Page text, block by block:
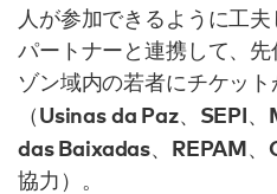
人が参加できるように工
パートナーと連携して、
ゾン域内の若者にチケッ
（Usinas da Paz、 SEPI、
das Baixadas、 REPAM、
協力）。